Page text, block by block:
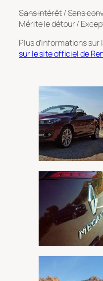
Sans intérêt/Sans
Mérite le détour /
Plus d’informations
sur le site officiel de